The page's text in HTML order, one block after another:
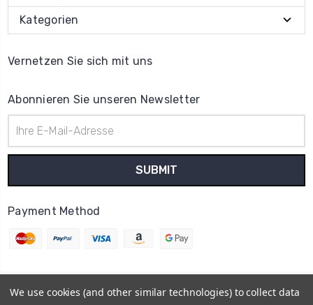
Kategorien
Vernetzen Sie sich mit uns
Abonnieren Sie unseren Newsletter
Mail-
Adresse
Payment Method
© 2026 Uhrenteile Lager
We use cookies (and other similar technologies) to collect data